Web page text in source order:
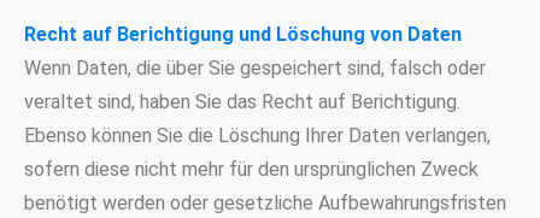
Recht auf Berichtigung und Löschung von Daten
Wenn Daten, die über Sie gespeichert sind, falsch oder
veraltet sind, haben Sie das Recht auf Berichtigung.
Ebenso können Sie die Löschung Ihrer Daten verlangen,
sofern diese nicht mehr für den ursprünglichen Zweck
benötigt werden oder gesetzliche Aufbewahrungsfristen